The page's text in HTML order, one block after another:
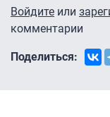
Войдите или
комментарии
Поделиться: